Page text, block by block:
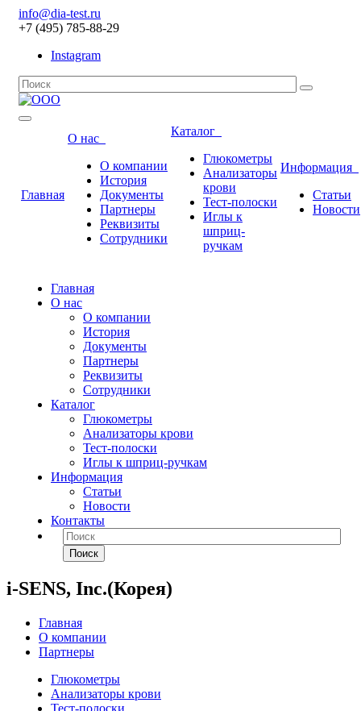
info@dia-test.ru
+7 (495) 785-88-29
Instagram
Главная
О нас
О компании
История
Документы
Партнеры
Реквизиты
Сотрудники
Каталог
Глюкометры
Анализаторы
крови
Тест-полоски
Иглы к
шприц-
ручкам
Информация
Статьи
Новости
Главная
О нас
О компании
История
Документы
Партнеры
Реквизиты
Сотрудники
Каталог
Глюкометры
Анализаторы крови
Тест-полоски
Иглы к шприц-ручкам
Информация
Статьи
Новости
Контакты
Поиск
i-SENS, Inc.(Корея)
Главная
О компании
Партнеры
Глюкометры
Анализаторы крови
Тест-полоски